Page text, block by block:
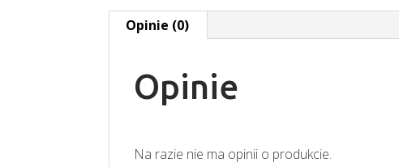
Opinie (0)
Opinie
Na razie nie ma opinii o produkcie.